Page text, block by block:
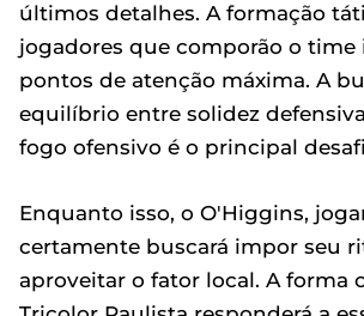
últimos detalhes. A formação
jogadores que comporão o time
pontos de atenção máxima. A
equilíbrio entre solidez
fogo ofensivo é o principal
Enquanto isso, o O'Higgins,
certamente buscará impor seu
aproveitar o fator local. A forma